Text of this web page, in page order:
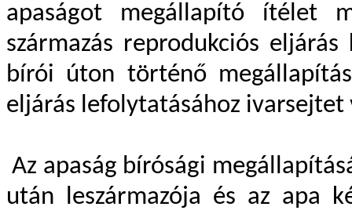
apaságot megállapító ítélet
származás reprodukciós
bírói úton történő
eljárás lefolytatásához
Az apaság bírósági
után leszármazója és az apa